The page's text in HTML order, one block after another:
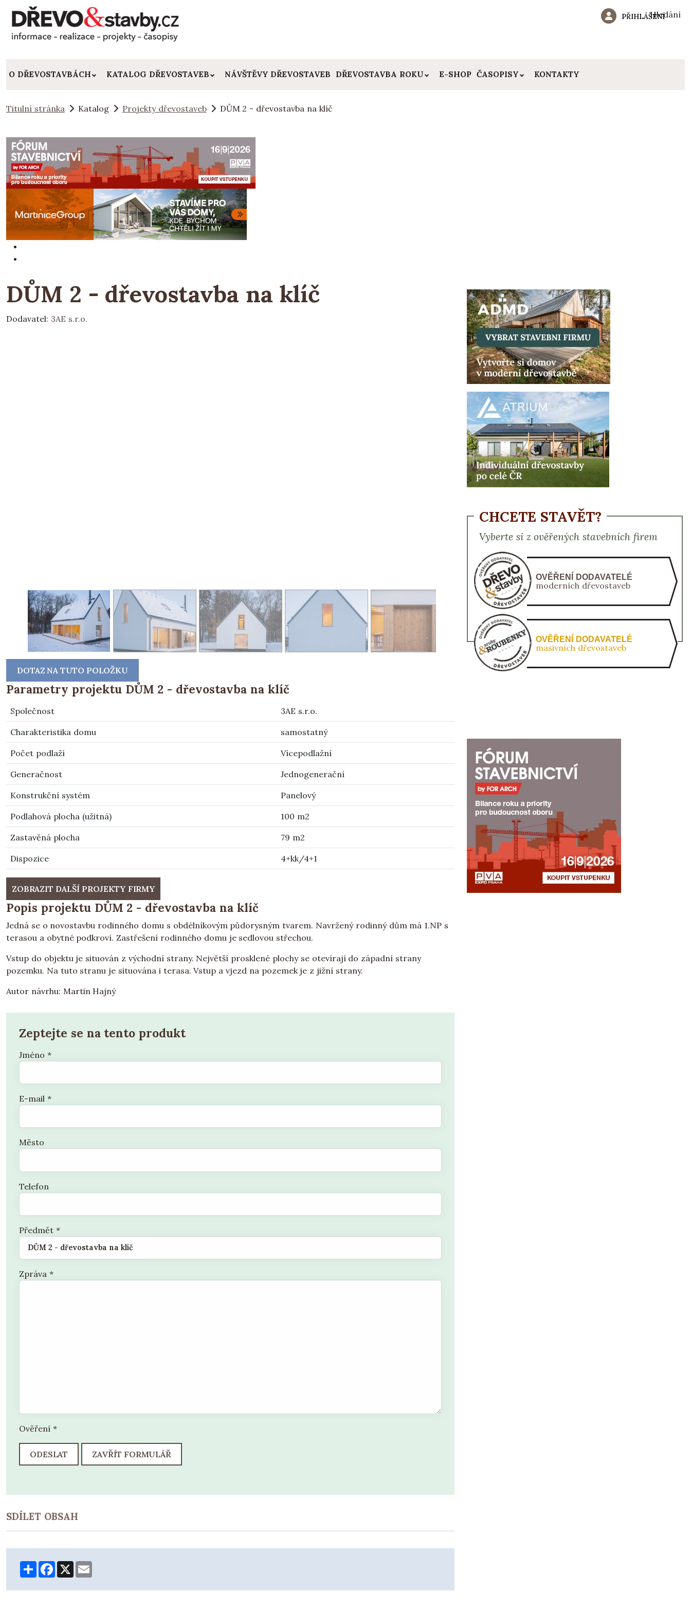
Hledání
PŘIHLÁŠENÍ
O DŘEVOSTAVBÁCH KATALOG DŘEVOSTAVEB NÁVŠTĚVY DŘEVOSTAVEB DŘEVOSTAVBA ROKU E-SHOP ČASOPISY KONTAKTY
Titulní stránka Katalog Projekty dřevostaveb DŮM 2 - dřevostavba na klíč
DŮM 2 - dřevostavba na klíč
Dodavatel: 3AE s.r.o.
DOTAZ NA TUTO POLOŽKU
Parametry projektu DŮM 2 - dřevostavba na klíč
Společnost 3AE s.r.o.
Charakteristika domu samostatný
Počet podlaží Vícepodlažní
Generačnost Jednogenerační
Konstrukční systém Panelový
Podlahová plocha (užitná) 100 m2
Zastavěná plocha 79 m2
Dispozice 4+kk/4+1
ZOBRAZIT DALŠÍ PROJEKTY FIRMY
Popis projektu DŮM 2 - dřevostavba na klíč
Jedná se o novostavbu rodinného domu s obdélníkovým půdorysným tvarem. Navržený rodinný dům má 1.NP s
terasou a obytné podkroví. Zastřešení rodinného domu je sedlovou střechou.
Vstup do objektu je situován z východní strany. Největší prosklené plochy se otevírají do západní strany
pozemku. Na tuto stranu je situována i terasa. Vstup a vjezd na pozemek je z jižní strany.
Autor návrhu: Martin Hajný
Zeptejte se na tento produkt
Jméno *
E-mail *
Město
Telefon
Předmět *
Zpráva *
Ověření *
ODESLAT ZAVŘÍT FORMULÁŘ
SDÍLET OBSAH
ShareFacebook
X
CHCETE STAVĚT?
Vyberte si z ověřených stavebních firem
OVĚŘENÍ DODAVATELÉ
moderních dřevostaveb
OVĚŘENÍ DODAVATELÉ
masivních dřevostaveb